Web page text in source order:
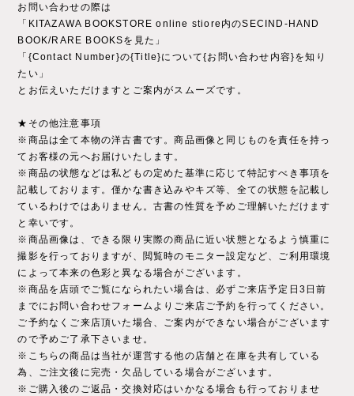
お問い合わせの際は
「KITAZAWA BOOKSTORE online stiore内のSECIND-HAND
BOOK/RARE BOOKSを見た」
「{Contact Number}の{Title}について{お問い合わせ内容}を知り
たい」
とお伝えいただけますとご案内がスムーズです。
★その他注意事項
※商品は全て本物の洋古書です。商品画像と同じものを責任を持っ
てお客様の元へお届けいたします。
※商品の状態などは私どもの定めた基準に応じて特記すべき事項を
記載しております。僅かな書き込みやキズ等、全ての状態を記載し
ているわけではありません。古書の性質を予めご理解いただけます
と幸いです。
※商品画像は、できる限り実際の商品に近い状態となるよう慎重に
撮影を行っておりますが、閲覧時のモニター設定など、ご利用環境
によって本来の色彩と異なる場合がございます。
※商品を店頭でご覧になられたい場合は、必ずご来店予定日3日前
までにお問い合わせフォームよりご来店ご予約を行ってください。
ご予約なくご来店頂いた場合、ご案内ができない場合がございます
ので予めご了承下さいませ。
※こちらの商品は当社が運営する他の店舗と在庫を共有している
為、ご注文後に完売・欠品している場合がございます。
※ご購入後のご返品・交換対応はいかなる場合も行っておりませ